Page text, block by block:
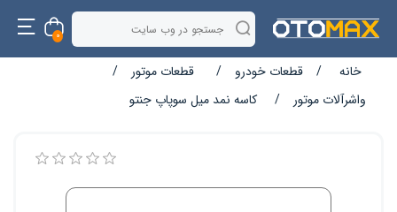
0
خانه / قطعات خودرو / قطعات موتور
/
واشرآلات موتور
/ کاسه نمد میل سوپاپ جنتو